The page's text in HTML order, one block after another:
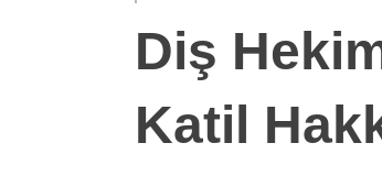
Diş
Katil